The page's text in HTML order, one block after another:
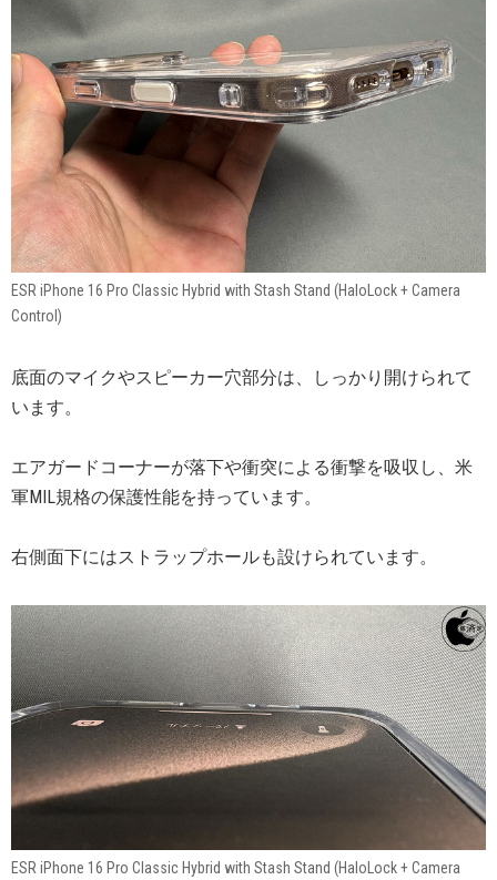
ESR iPhone 16 Pro Classic Hybrid with Stash Stand (HaloLock + Camera
Control)
底面のマイクやスピーカー穴部分は、しっかり開けられて
います。
エアガードコーナーが落下や衝突による衝撃を吸収し、米
軍MIL規格の保護性能を持っています。
右側面下にはストラップホールも設けられています。
ESR iPhone 16 Pro Classic Hybrid with Stash Stand (HaloLock + Camera